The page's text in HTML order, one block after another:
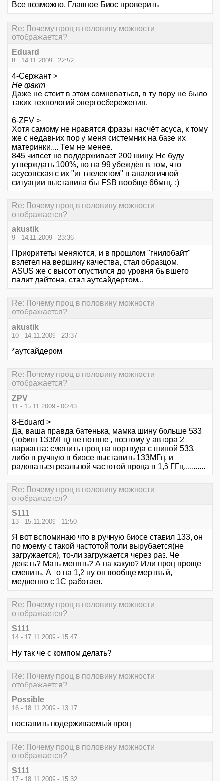
Все возможно. Главное Биос проверить
Re: Почему проц в половину можности
отображается?
Eduard
8 - 14.11.2009 - 22:52
4-Сержант >
Не факт
Даже не стоит в этом сомневаться, в ту пору не было
таких технологий энергосбережения.
6-ZPV >
Хотя самому не нравятся фразы насчёт асуса, к тому
же с недавних пор у меня системник на базе их
материнки.... Тем не менее.
845 чипсет не поддерживает 200 шину. Не буду
утверждать 100%, но на 99 убеждён в том, что
асусовская с их "интлелектом" в аналогичной
ситуации выставила бы FSB вообще 66мгц. ;)
Re: Почему проц в половину можности
отображается?
akustik
9 - 14.11.2009 - 23:36
Приоритеты меняются, и в прошлом "гнилобайт"
взлетел на вершину качества, стал образцом.
ASUS же с высот опустился до уровня бывшего
палит дайтона, стал аутсайдертом...
Re: Почему проц в половину можности
отображается?
akustik
10 - 14.11.2009 - 23:37
*аутсайдером
Re: Почему проц в половину можности
отображается?
ZPV
11 - 15.11.2009 - 06:43
8-Eduard >
Да, ваша правда батенька, мамка шину больше 533
(тобиш 133МГц) не потянет, поэтому у автора 2
варианта: сменить проц на нортвуда с шиной 533,
либо в ручную в биосе выставить 133МГц, и
радоваться реальной частотой проца в 1,6 ГГц...........
Re: Почему проц в половину можности
отображается?
S111
13 - 15.11.2009 - 11:50
Я вот вспоминаю что в ручную биосе ставил 133, он
по моему с такой частотой толи вырубается(не
загружается), то-ли загружается через раз. Че
делать? Мать менять? А на какую? Или проц проще
сменить. А то на 1,2 ну он вообще мертвый,
медленно с 1С работает.
Re: Почему проц в половину можности
отображается?
S111
14 - 17.11.2009 - 15:47
Ну так че с компом делать?
Re: Почему проц в половину можности
отображается?
Possible
16 - 18.11.2009 - 13:17
поставить подерживаемый проц
Re: Почему проц в половину можности
отображается?
S111
17 - 18.11.2009 - 15:32